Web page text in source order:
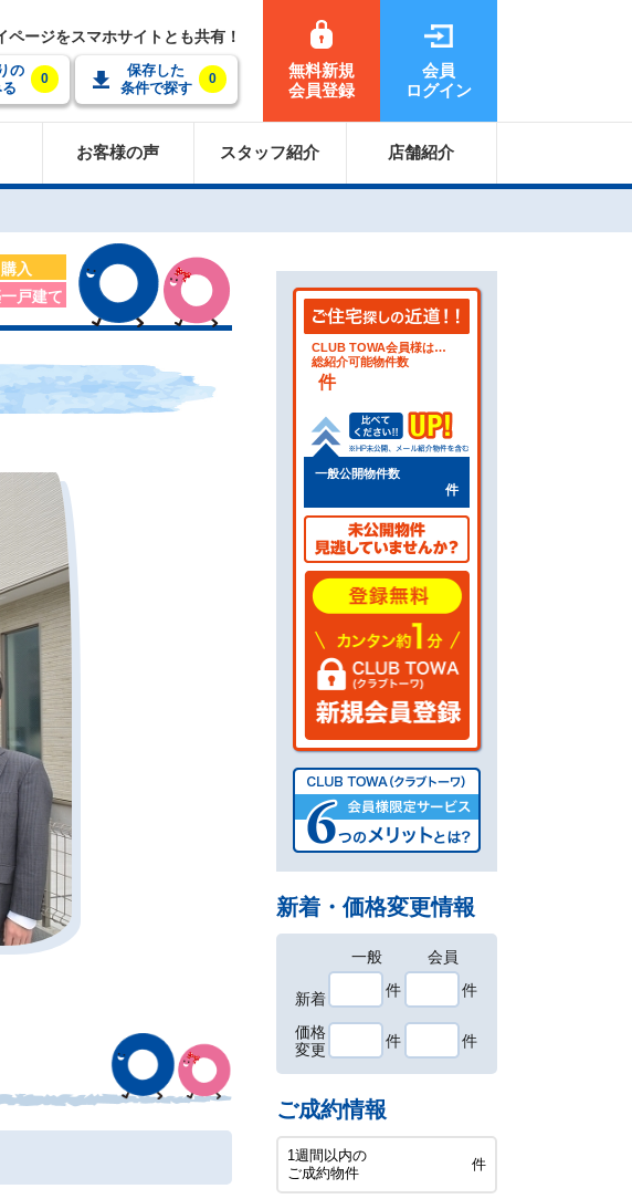
ージをスマホサイトとも共有！
の
0
保存した
条件で探す
0
無料新規
会員登録
会員
ログイン
お客様の声 スタッフ紹介 店舗紹介
購入
戸建て
CLUB TOWA会員様は…
総紹介可能物件数
件
一般公開物件数
件
新着・価格変更情報
一般 会員
新着
件 件
価格
変更
件 件
ご成約情報
1週間以内の
ご成約物件
件